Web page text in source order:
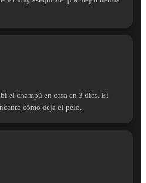
el champú en casa en 3 días. El
cómo deja el pelo.